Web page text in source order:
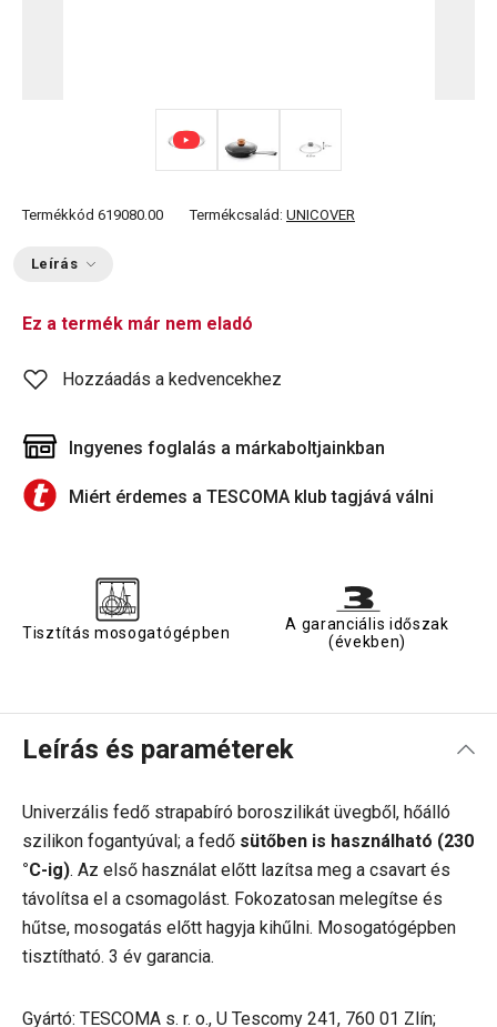
Termékkód 619080.00 Termékcsalád: UNICOVER
Leírás
Ez a termék már nem eladó
Hozzáadás a kedvencekhez
Ingyenes foglalás a márkaboltjainkban
Miért érdemes a TESCOMA klub tagjává válni
Tisztítás mosogatógépben
A garanciális időszak
(években)
Leírás és paraméterek
Univerzális fedő strapabíró boroszilikát üvegből, hőálló
szilikon fogantyúval; a fedő sütőben is használható (230
°C-ig). Az első használat előtt lazítsa meg a csavart és
távolítsa el a csomagolást. Fokozatosan melegítse és
hűtse, mosogatás előtt hagyja kihűlni. Mosogatógépben
tisztítható. 3 év garancia.
Gyártó: TESCOMA s. r. o., U Tescomy 241, 760 01 Zlín;